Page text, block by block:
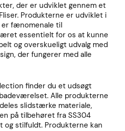
der er udviklet gennem et
Produkterne er udviklet i
er fænomenale til
essentielt for os at kunne
og overskueligt udvalg med
der fungerer med alle
finder du et udsøgt
Alle produkterne
slidstærke materiale,
på tilbehøret fra SS304
og stilfuldt. Produkterne kan